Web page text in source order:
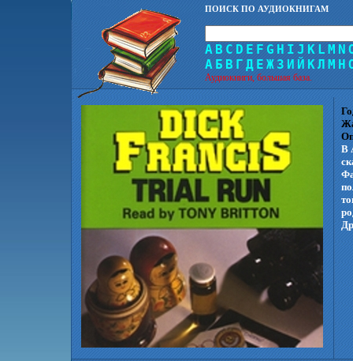
ПОИСК ПО АУДИОКНИГАМ
A B C D E F G H I J K L M N
А Б В Г Д Е Ж З И Й КЛ М Н
Аудиокниги, большая база.
В